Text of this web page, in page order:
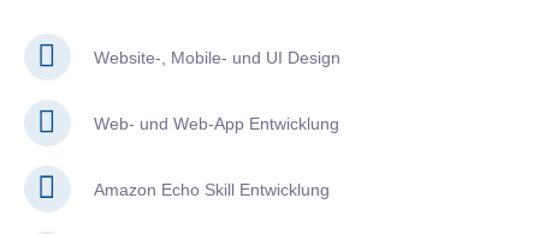
Website-, Mobile- und UI Design
Web- und Web-App Entwicklung
Amazon Echo Skill Entwicklung